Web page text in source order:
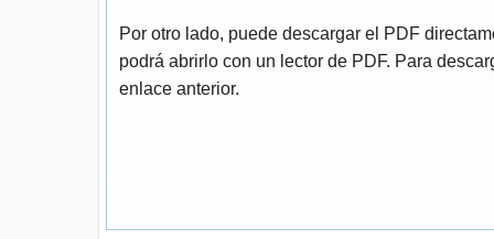
Por otro lado, puede descargar el PDF
podrá abrirlo con un lector de PDF. Para
enlace anterior.